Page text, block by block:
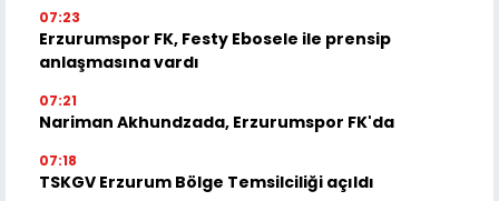
07:23
Erzurumspor FK, Festy Ebosele ile prensip
anlaşmasına vardı
07:21
Nariman Akhundzada, Erzurumspor FK'da
07:18
TSKGV Erzurum Bölge Temsilciliği açıldı